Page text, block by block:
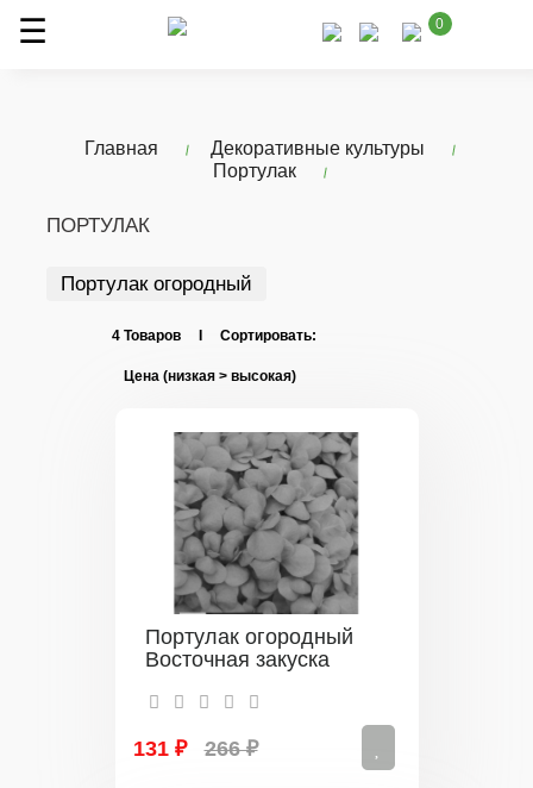
0
Главная
Декоративные культуры
Портулак
ПОРТУЛАК
Портулак огородный
4 Товаров I Сортировать:
Портулак огородный
Восточная закуска
131 ₽ 266 ₽